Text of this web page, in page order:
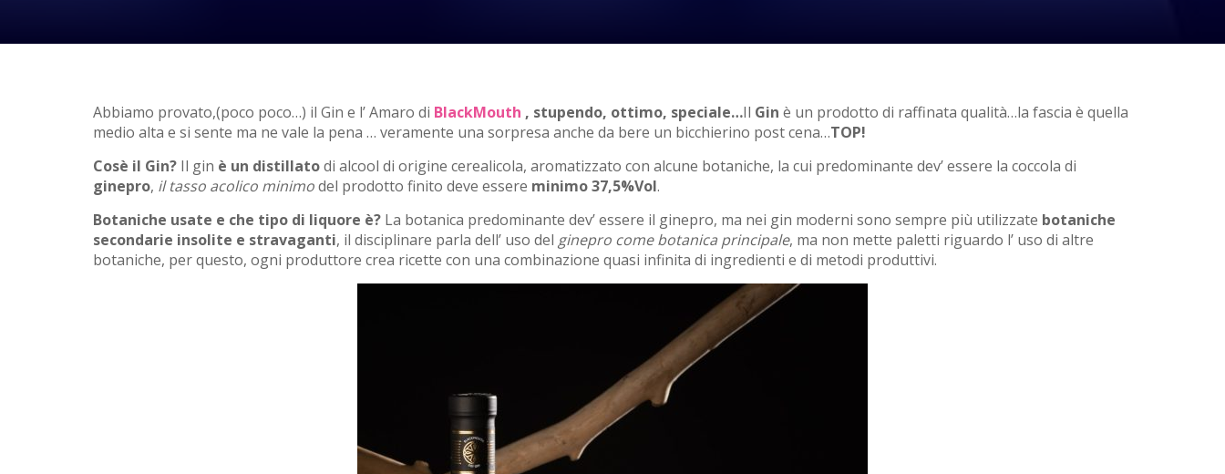
Abbiamo provato,(poco poco…) il Gin e l’ Amaro di BlackMouth , stupendo, ottimo, speciale…Il Gin è un prodotto di raffinata qualità…la fascia è quella
medio alta e si sente ma ne vale la pena … veramente una sorpresa anche da bere un bicchierino post cena…TOP!
Cosè il Gin? Il gin è un distillatodi alcool di origine cerealicola, aromatizzato con alcune botaniche, la cui predominante dev’ essere la coccola di
ginepro, il tasso acolico minimodel prodotto finito deve essere minimo 37,5%Vol.
Botaniche usate e che tipo di liquore è? La botanica predominante dev’ essere il ginepro, ma nei gin moderni sono sempre più utilizzate botaniche
secondarie insolite e stravaganti, il disciplinare parla dell’ uso del ginepro come botanica principale, ma non mette paletti riguardo l’ uso di altre
botaniche, per questo, ogni produttore crea ricette con una combinazione quasi infinita di ingredienti e di metodi produttivi.